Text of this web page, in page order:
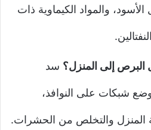
الأسود، والمواد الكيماوية ذات
إلى المنزل؟ سد
شبكات على النوافذ،
المنزل والتخلص من الحشرات.